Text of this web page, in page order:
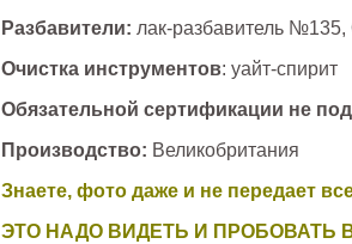
Разбавители: лак-разбавитель
Очистка инструментов: уайт-спирит
Обязательной сертификации не
Производство: Великобритания
Знаете, фото даже и не передает
ЭТО НАДО ВИДЕТЬ И ПРОБОВАТЬ